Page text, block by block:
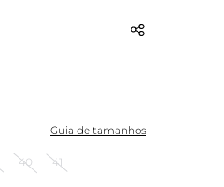
Guia de tamanhos
40 41